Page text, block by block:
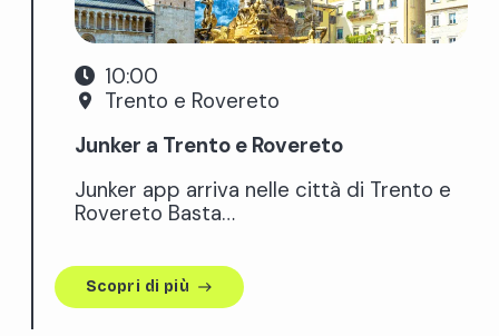
10:00
place
Trento e Rovereto
Junker a Trento e Rovereto
Junker app arriva nelle città di Trento e
Rovereto Basta…
Scopri di più east